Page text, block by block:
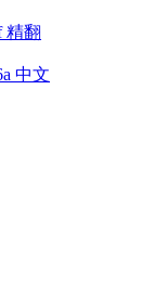
精翻
中文